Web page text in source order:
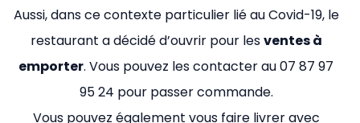
Aussi, dans ce contexte particulier lié au Covid-19, le
restaurant a décidé d’ouvrir pour lesventes à
emporter. Vous pouvez les contacter au 07 87 97
95 24 pour passer commande.
Vous pouvez également vous faire livrer avec